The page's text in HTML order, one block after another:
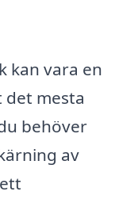
kan vara en
mesta
behöver
av